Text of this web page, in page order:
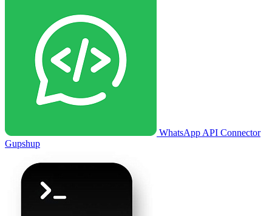
WhatsApp API Connector
Gupshup